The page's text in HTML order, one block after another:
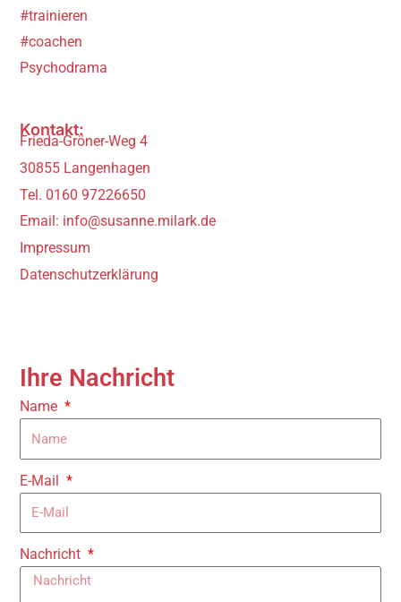
#trainieren
#coachen
Psychodrama
Kontakt:
Frieda-Gröner-Weg 4
30855 Langenhagen
Tel. 0160 97226650
Email: info@susanne.milark.de
Impressum
Datenschutzerklärung
Ihre Nachricht
Name
E-Mail
Nachricht